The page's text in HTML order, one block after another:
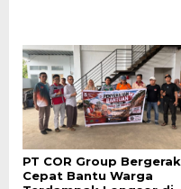
PT COR Group Bergerak
Cepat Bantu Warga